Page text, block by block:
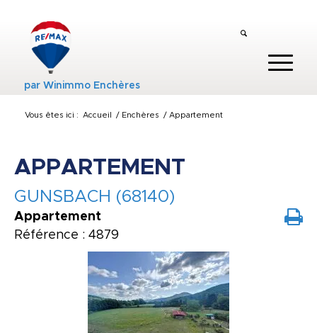
parWinimmo Enchères
Vous êtes ici : Accueil / Enchères / Appartement
APPARTEMENT
GUNSBACH (68140)
Appartement
Référence : 4879